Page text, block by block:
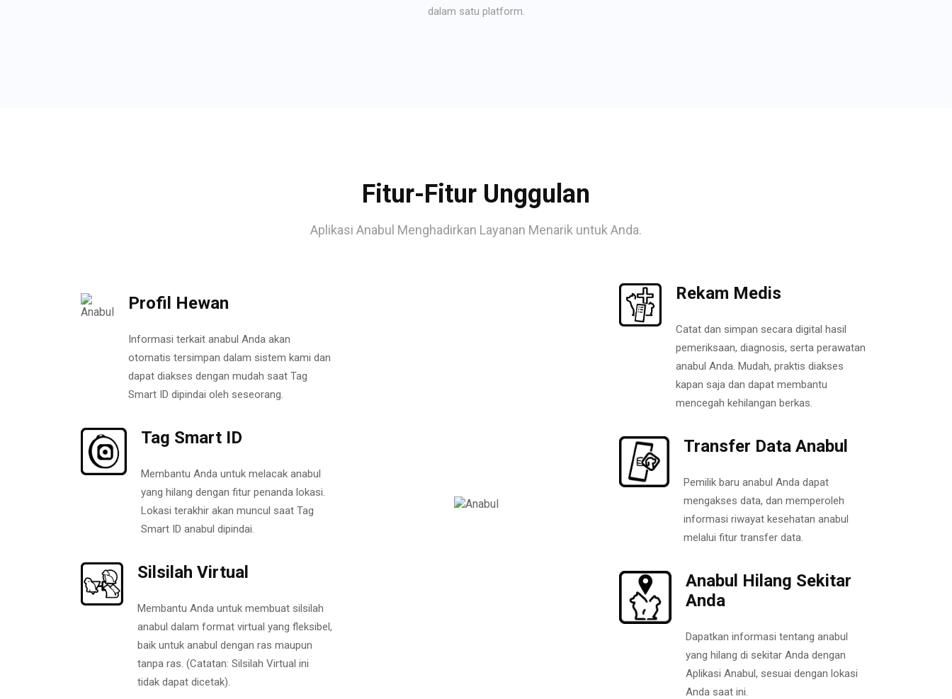
dalam satu platform.
Fitur-Fitur Unggulan
Aplikasi Anabul Menghadirkan Layanan Menarik untuk Anda.
Profil Hewan
Informasi terkait anabul Anda akan
otomatis tersimpan dalam sistem kami dan
dapat diakses dengan mudah saat Tag
Smart ID dipindai oleh seseorang.
Tag Smart ID
Membantu Anda untuk melacak anabul
yang hilang dengan fitur penanda lokasi.
Lokasi terakhir akan muncul saat Tag
Smart ID anabul dipindai.
Silsilah Virtual
Membantu Anda untuk membuat silsilah
anabul dalam format virtual yang fleksibel,
baik untuk anabul dengan ras maupun
tanpa ras. (Catatan: Silsilah Virtual ini
tidak dapat dicetak).
Rekam Medis
Catat dan simpan secara digital hasil
pemeriksaan, diagnosis, serta perawatan
anabul Anda. Mudah, praktis diakses
kapan saja dan dapat membantu
mencegah kehilangan berkas.
Transfer Data Anabul
Pemilik baru anabul Anda dapat
mengakses data, dan memperoleh
informasi riwayat kesehatan anabul
melalui fitur transfer data.
Anabul Hilang Sekitar
Anda
Dapatkan informasi tentang anabul
yang hilang di sekitar Anda dengan
Aplikasi Anabul, sesuai dengan lokasi
Anda saat ini.